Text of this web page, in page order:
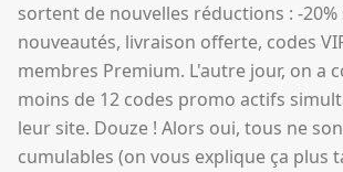
sortent de nouvelles réductions : -20%
nouveautés, livraison offerte, codes
membres Premium. L'autre jour, on a
moins de 12 codes promo actifs
leur site. Douze ! Alors oui, tous ne
cumulables (on vous explique ça plus